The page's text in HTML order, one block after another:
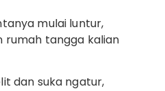
mulai luntur,
rumah tangga kalian
dan suka ngatur,